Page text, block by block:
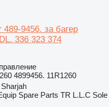
9456. за багер
336 323 374
4899456. 11R1260
Spare Parts TR L.L.C Sole